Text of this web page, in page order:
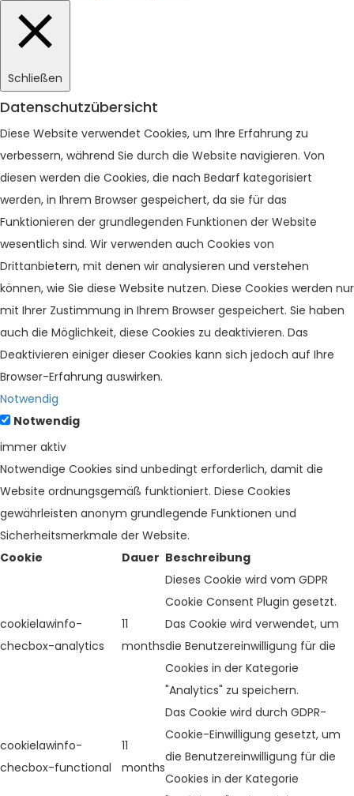
Schließen
Datenschutzübersicht
Diese Website verwendet Cookies, um Ihre Erfahrung zu
verbessern, während Sie durch die Website navigieren. Von
diesen werden die Cookies, die nach Bedarf kategorisiert
werden, in Ihrem Browser gespeichert, da sie für das
Funktionieren der grundlegenden Funktionen der Website
wesentlich sind. Wir verwenden auch Cookies von
Drittanbietern, mit denen wir analysieren und verstehen
können, wie Sie diese Website nutzen. Diese Cookies werden nur
mit Ihrer Zustimmung in Ihrem Browser gespeichert. Sie haben
auch die Möglichkeit, diese Cookies zu deaktivieren. Das
Deaktivieren einiger dieser Cookies kann sich jedoch auf Ihre
Browser-Erfahrung auswirken.
Notwendig
Notwendig
immer aktiv
Notwendige Cookies sind unbedingt erforderlich, damit die
Website ordnungsgemäß funktioniert. Diese Cookies
gewährleisten anonym grundlegende Funktionen und
Sicherheitsmerkmale der Website.
Cookie
Dauer Beschreibung
cookielawinfo-
checbox-analytics
11
months
Dieses Cookie wird vom GDPR
Cookie Consent Plugin gesetzt.
Das Cookie wird verwendet, um
die Benutzereinwilligung für die
Cookies in der Kategorie
"Analytics" zu speichern.
cookielawinfo-
checbox-functional
11
months
Das Cookie wird durch GDPR-
Cookie-Einwilligung gesetzt, um
die Benutzereinwilligung für die
Cookies in der Kategorie